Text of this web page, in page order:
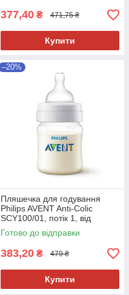
377,40 ₴ 471,75 ₴
Купити
–20%
Пляшечка для годування
Philips AVENT Anti-Colic
SCY100/01, потік 1, від
народження, 125 мл, 1 шт
Готово до відправки
383,20 ₴ 479 ₴
Купити